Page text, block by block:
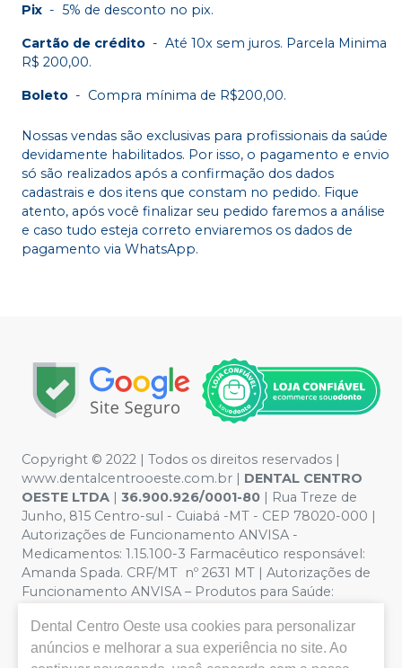
Pix - 5% de desconto no pix.
Cartão de crédito - Até 10x sem juros. Parcela Minima
R$ 200,00.
Boleto - Compra mínima de R$200,00.
Nossas vendas são exclusivas para profissionais da saúde
devidamente habilitados. Por isso, o pagamento e envio
só são realizados após a confirmação dos dados
cadastrais e dos itens que constam no pedido. Fique
atento, após você finalizar seu pedido faremos a análise
e caso tudo esteja correto enviaremos os dados de
pagamento via WhatsApp.
Copyright © 2022 | Todos os direitos reservados |
www.dentalcentrooeste.com.br | DENTAL CENTRO
OESTE LTDA | 36.900.926/0001-80 | Rua Treze de
Junho, 815 Centro-sul - Cuiabá -MT - CEP 78020-000 |
Autorizações de Funcionamento ANVISA -
Medicamentos: 1.15.100-3 Farmacêutico responsável:
Amanda Spada. CRF/MT nº 2631 MT | Autorizações de
Funcionamento ANVISA – Produtos para Saúde:
Segurança - Fotos meramente ilustrativas - Os preços e
condições da loja virtual estão sujeitos a alterações. Em
Dental Centro Oeste usa cookies para personalizar
anúncios e melhorar a sua experiência no site. Ao